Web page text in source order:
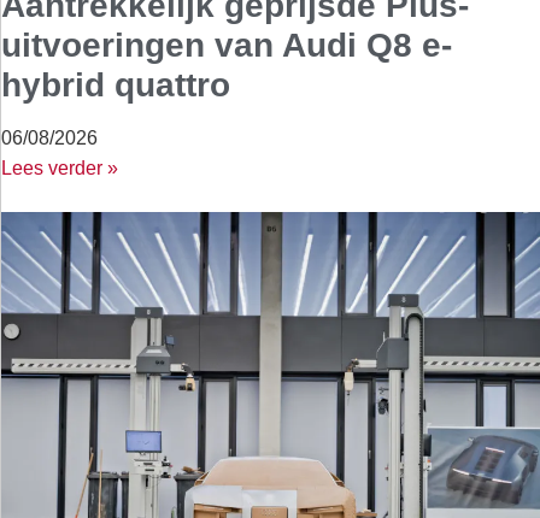
uitvoeringen van Audi Q8 e-
hybrid quattro
06/08/2026
Lees verder »